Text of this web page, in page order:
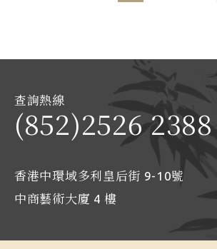
查詢熱線
(852)2526 2388
香港中環域多利皇后街 9-10號
中商藝術大廈 4 樓